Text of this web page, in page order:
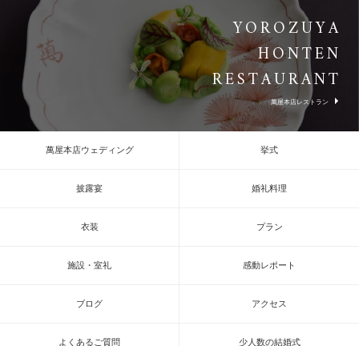
YOROZUYA
HONTEN
RESTAURANT
萬屋本店レストラン
萬屋本店ウェディング 挙式
披露宴 婚礼料理
衣装 プラン
施設・室礼 感動レポート
ブログ アクセス
よくあるご質問 少人数の結婚式